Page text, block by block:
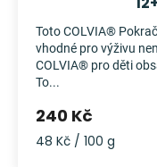
Toto COLVIA®
vhodné pro výživu
COLVIA® pro děti
To...
240 Kč
Měrná
48 Kč / 100 g